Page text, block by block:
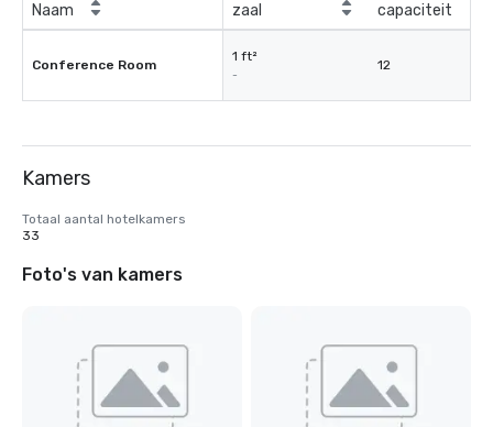
Naam
zaal
capaciteit
Conference Room
1 ft²
-
12
Kamers
Totaal aantal hotelkamers
33
Foto's van kamers